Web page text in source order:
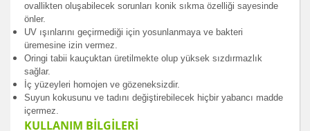
ovallikten oluşabilecek sorunları konik sıkma özelliği sayesinde
önler.
UV ışınlarını geçirmediği için yosunlanmaya ve bakteri
üremesine izin vermez.
Oringi tabii kauçuktan üretilmekte olup yüksek sızdırmazlık
sağlar.
İç yüzeyleri homojen ve gözeneksizdir.
Suyun kokusunu ve tadını değiştirebilecek hiçbir yabancı madde
içermez.
KULLANIM BİLGİLERİ